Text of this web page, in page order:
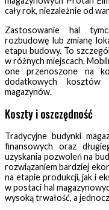
cały rok, niezależnie od
Zastosowanie hal
rozbudowę lub zmianę
etapu budowy. To
w różnych miejscach.
one przenoszone na
dodatkowych kosztów
magazynów.
Koszty i oszczędność
Tradycyjne budynki
finansowych oraz
uzyskania pozwoleń na
rozwiązaniem bardziej
na etapie produkcji, jak i
w postaci hal
wysoką trwałość, a